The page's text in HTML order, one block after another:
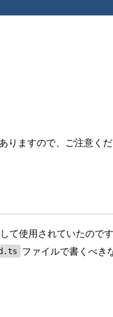
ますので、ご注意くだ
て使用されていたので
ファイルで書くべき